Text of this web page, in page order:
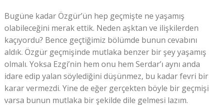
Bugüne kadar Özgür’ün hep geçmişte ne yaşamış
olabileceğini merak ettik. Neden aşktan ve ilişkilerden
kaçıyordu? Bence geçtiğimiz bölümde bunun cevabını
aldık. Özgür geçmişinde mutlaka benzer bir şey yaşamış
olmalı. Yoksa Ezgi’nin hem onu hem Serdar’ı aynı anda
idare edip yalan söylediğini düşünmez, bu kadar fevri bir
karar vermezdi. Yine de eğer gerçekten böyle bir geçmişi
varsa bunun mutlaka bir şekilde dile gelmesi lazım.